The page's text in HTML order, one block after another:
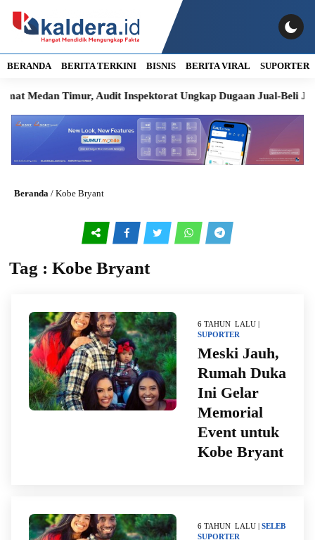
BERANDA BERITA TERKINI BISNIS BERITA VIRAL SUPORTER
Medan Timur, Audit Inspektorat Ungkap Dugaan Jual-Beli
Beranda / Kobe Bryant
Tag : Kobe Bryant
6 TAHUN LALU |
SUPORTER
Meski Jauh,
Rumah Duka
Ini Gelar
Memorial
Event untuk
Kobe Bryant
6 TAHUN LALU | SELEB
SUPORTER